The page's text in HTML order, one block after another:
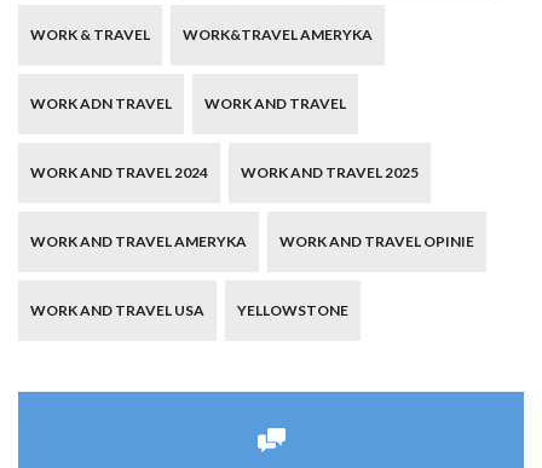
WORK & TRAVEL WORK&TRAVEL AMERYKA
WORK ADN TRAVEL WORK AND TRAVEL
WORK AND TRAVEL 2024 WORK AND TRAVEL 2025
WORK AND TRAVEL AMERYKA WORK AND TRAVEL OPINIE
WORK AND TRAVEL USA YELLOWSTONE